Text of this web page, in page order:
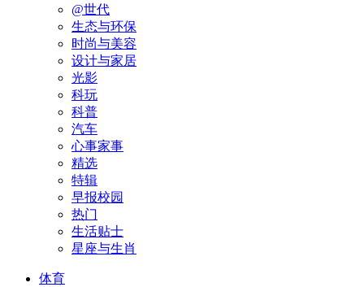
@世代
生态与环保
时尚与美容
设计与家居
光影
科玩
科普
汽车
心事家事
精选
特辑
早报校园
热门
生活贴士
星座与生肖
体育